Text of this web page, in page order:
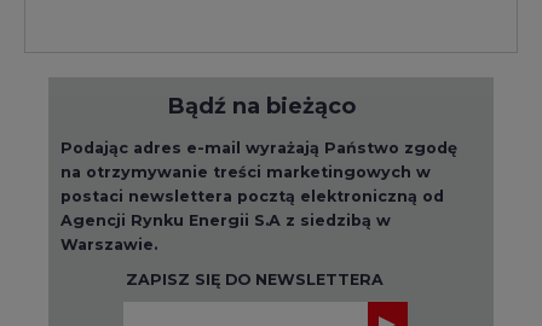
postaci newslettera pocztą elektroniczną od
Agencji Rynku Energii S.A z siedzibą w
Warszawie.
ZAPISZ SIĘ DO NEWSLETTERA